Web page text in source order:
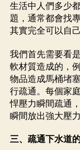
生活中人們多少
題，通常都會找
其實完全可以自己
我們首先需要看
軟材質造成的，
物品造成馬桶堵
行疏通。每個家
悍壓力瞬間疏通
瞬間放出強大壓
三、疏通下水道